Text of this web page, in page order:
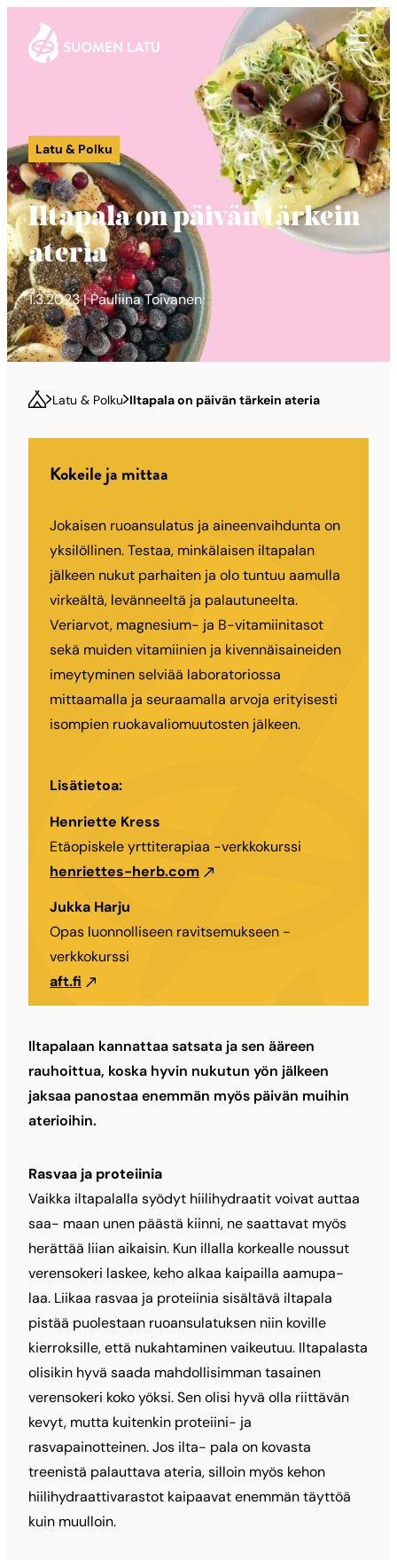
Siirry
suoraan
Suomen Latu
Latu & Polku
Iltapala on päivän tärkein
ateria
1.3.2023 | Pauliina Toivanen
Latu & Polku Iltapala on päivän tärkein ateria
Kokeile ja mittaa
Jokaisen ruoansulatus ja aineenvaihdunta on
yksilöllinen. Testaa, minkälaisen iltapalan
jälkeen nukut parhaiten ja olo tuntuu aamulla
virkeältä, levänneeltä ja palautuneelta.
Veriarvot, magnesium- ja B-vitamiinitasot
sekä muiden vitamiinien ja kivennäisaineiden
imeytyminen selviää laboratoriossa
mittaamalla ja seuraamalla arvoja erityisesti
isompien ruokavaliomuutosten jälkeen.
Lisätietoa:
Henriette Kress
Etäopiskele yrttiterapiaa -verkkokurssi
henriettes-herb.com
Jukka Harju
Opas luonnolliseen ravitsemukseen -
verkkokurssi
aft.fi
Iltapalaan kannattaa satsata ja sen ääreen
rauhoittua, koska hyvin nukutun yön jälkeen
jaksaa panostaa enemmän myös päivän muihin
aterioihin.
Rasvaa ja proteiinia
Vaikka iltapalalla syödyt hiilihydraatit voivat auttaa
saa- maan unen päästä kiinni, ne saattavat myös
herättää liian aikaisin. Kun illalla korkealle noussut
verensokeri laskee, keho alkaa kaipailla aamupa-
laa. Liikaa rasvaa ja proteiinia sisältävä iltapala
pistää puolestaan ruoansulatuksen niin koville
kierroksille, että nukahtaminen vaikeutuu. Iltapalasta
olisikin hyvä saada mahdollisimman tasainen
verensokeri koko yöksi. Sen olisi hyvä olla riittävän
kevyt, mutta kuitenkin proteiini- ja
rasvapainotteinen. Jos ilta- pala on kovasta
treenistä palauttava ateria, silloin myös kehon
hiilihydraattivarastot kaipaavat enemmän täyttöä
kuin muulloin.